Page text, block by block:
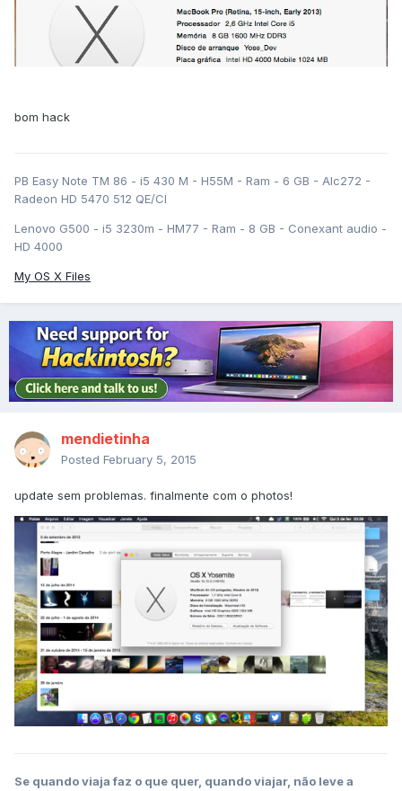
bom hack
PB Easy Note TM 86 - i5 430 M - H55M - Ram - 6 GB - Alc272 -
Radeon HD 5470 512 QE/CI
Lenovo G500 - i5 3230m - HM77 - Ram - 8 GB - Conexant audio -
HD 4000
My OS X Files
mendietinha
Posted February 5, 2015
update sem problemas. finalmente com o photos!
Se quando viaja faz o que quer, quando viajar, não leve a